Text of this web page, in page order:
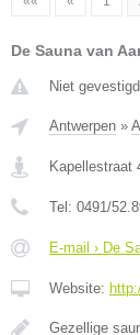
De Sauna van
Niet
Antwerpen »
Kapellestraat
Tel: 0491/
E-mail › De
Website:
Gezellige